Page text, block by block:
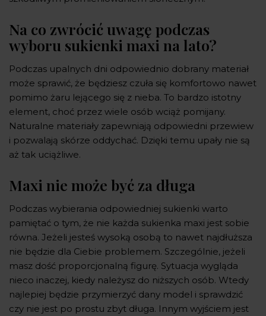
Na co zwrócić uwagę podczas
wyboru sukienki maxi na lato?
Podczas upalnych dni odpowiednio dobrany materiał
może sprawić, że będziesz czuła się komfortowo nawet
pomimo żaru lejącego się z nieba. To bardzo istotny
element, choć przez wiele osób wciąż pomijany.
Naturalne materiały zapewniają odpowiedni przewiew
i pozwalają skórze oddychać. Dzięki temu upały nie są
aż tak uciążliwe.
Maxi nie może być za długa
Podczas wybierania odpowiedniej sukienki warto
pamiętać o tym, że nie każda sukienka maxi jest sobie
równa. Jeżeli jesteś wysoką osobą to nawet najdłuższa
nie będzie dla Ciebie problemem. Szczególnie, jeżeli
masz dość proporcjonalną figurę. Sytuacja wygląda
nieco inaczej, kiedy należysz do niższych osób. Wtedy
najlepiej będzie przymierzyć dany model i sprawdzić
czy nie jest po prostu zbyt długa. Innym wyjściem jest